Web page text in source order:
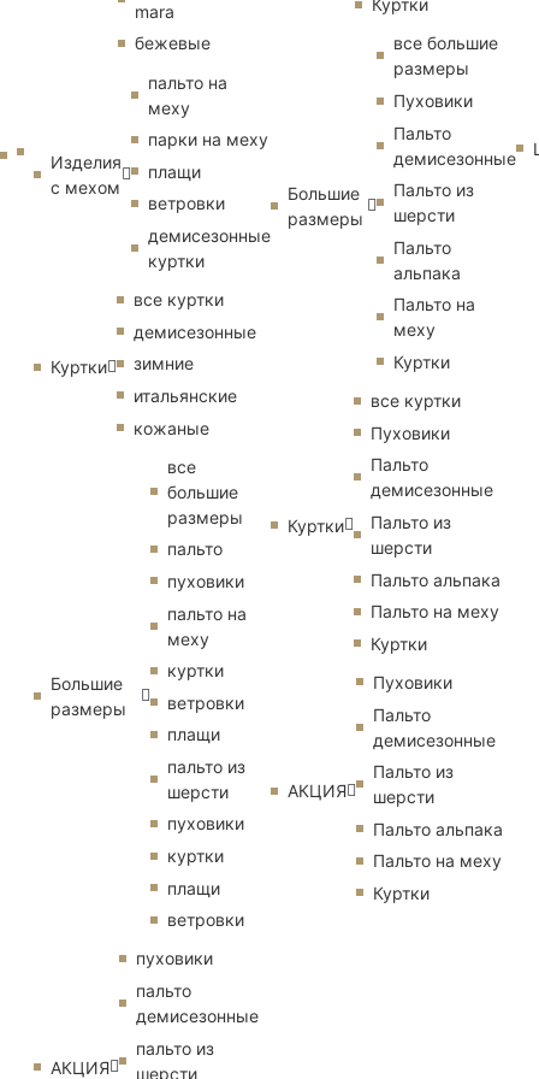
mara
бежевые
Изделия
с мехом
пальто на
меху
парки на меху
плащи
ветровки
демисезонные
куртки
Куртки
все куртки
демисезонные
зимние
итальянские
кожаные
Большие
размеры
все
большие
размеры
пальто
пуховики
пальто на
меху
куртки
ветровки
плащи
пальто из
шерсти
пуховики
куртки
плащи
ветровки
АКЦИЯ
пуховики
пальто
демисезонные
пальто из
шерсти
Куртки
Большие
размеры
все большие
размеры
Пуховики
Пальто
демисезонные
Пальто из
шерсти
Пальто
альпака
Пальто на
меху
Куртки
Куртки
все куртки
Пуховики
Пальто
демисезонные
Пальто из
шерсти
Пальто альпака
Пальто на меху
Куртки
АКЦИЯ
Пуховики
Пальто
демисезонные
Пальто из
шерсти
Пальто альпака
Пальто на меху
Куртки